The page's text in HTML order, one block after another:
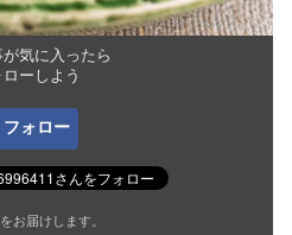
気に入ったら
ローしよう
フォロー
お届けします。